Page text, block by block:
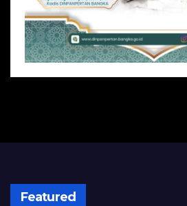
Featured